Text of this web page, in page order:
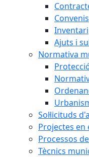
Convenis
Inventari
Ajuts i
Normativa
Sol·licituds
Projectes en
Processos
Tècnics